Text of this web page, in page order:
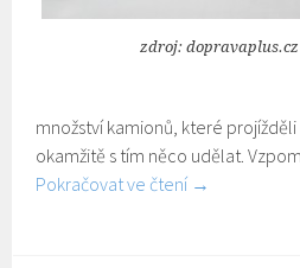
zdroj: dopravaplus.cz
množství kamionů, které
okamžitě s tím něco udělat.
Pokračovat ve čtení →